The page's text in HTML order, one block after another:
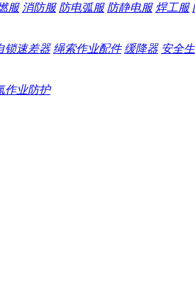
服 消防服 防电弧服 防静电服 焊工服
锁速差器 绳索作业配件 缓降器 安全
作业防护